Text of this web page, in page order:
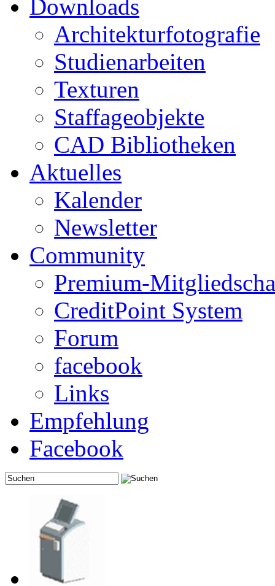
Downloads
Architekturfotografie
Studienarbeiten
Texturen
Staffageobjekte
CAD Bibliotheken
Aktuelles
Kalender
Newsletter
Community
Premium-
CreditPoint System
Forum
facebook
Links
Empfehlung
Facebook